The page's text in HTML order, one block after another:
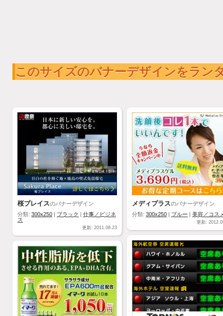
このサイズのバナーデザインをラン
桜プレイスのバナーデザイン
分類: 300x250 ブラック
仕事／ビジネ
ス
更新: 2011.08.23
メディプラスのバナーデザイン
分類: 300x250 ブルー 美容／コス
更新: